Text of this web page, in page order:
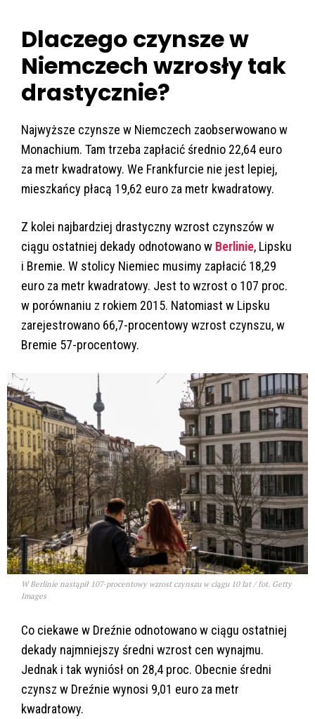
Dlaczego czynsze w
Niemczech wzrosły tak
drastycznie?
Najwyższe czynsze w Niemczech zaobserwowano w
Monachium. Tam trzeba zapłacić średnio 22,64 euro
za metr kwadratowy. We Frankfurcie nie jest lepiej,
mieszkańcy płacą 19,62 euro za metr kwadratowy.
Z kolei najbardziej drastyczny wzrost czynszów w
ciągu ostatniej dekady odnotowano w Berlinie, Lipsku
i Bremie. W stolicy Niemiec musimy zapłacić 18,29
euro za metr kwadratowy. Jest to wzrost o 107 proc.
w porównaniu z rokiem 2015. Natomiast w Lipsku
zarejestrowano 66,7-procentowy wzrost czynszu, w
Bremie 57-procentowy.
W Berlinie nastąpił 107-procentowy wzrost czynszu w ciągu 10 lat / fot. Getty
Images
Co ciekawe w Dreźnie odnotowano w ciągu ostatniej
dekady najmniejszy średni wzrost cen wynajmu.
Jednak i tak wyniósł on 28,4 proc. Obecnie średni
czynsz w Dreźnie wynosi 9,01 euro za metr
kwadratowy.